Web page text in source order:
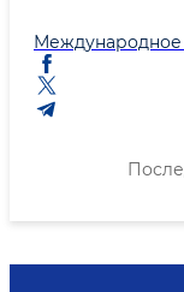
Международное